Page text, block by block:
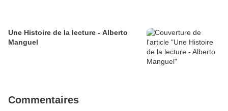
Une Histoire de la lecture - Alberto
Manguel
Commentaires